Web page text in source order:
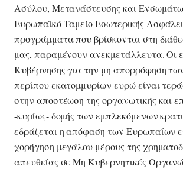
Ασύλου, Μετανάστευσης και
Ευρωπαϊκό Ταμείο Εσωτερικής
προγράμματα που βρίσκονται στη
μας, παραμένουν ανεκμετάλλευτα. Οι
Κυβέρνησης για την μη απορρόφηση
περίπου εκατομμυρίων ευρώ είναι
στην αποστέωση της οργανωτικής και
-κυρίως- δομής των εμπλεκόμενων
εδράζεται η απόφαση των Ευρωπαίων
χορήγηση μεγάλου μέρους της
απευθείας σε Μη Κυβερνητικές